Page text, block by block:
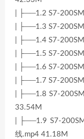
| ├──1.2 S7-
| ├──1.3 S7-
| ├──1.4 S7-
| ├──1.5 S7-
| ├──1.6 S7-
| ├──1.7 S7-
| ├──1.8 S7-
33.54M
| ├──1.9 S7-
线.mp4 41.18M